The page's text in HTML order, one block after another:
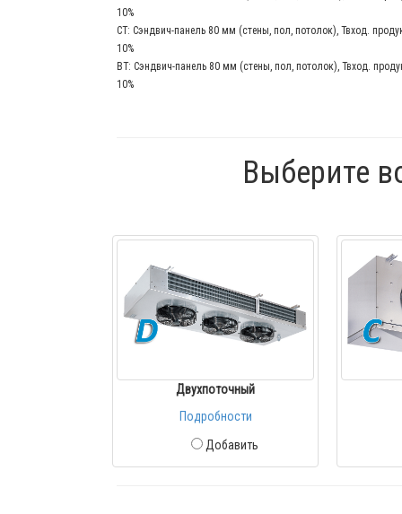
10%
СТ: Сэндвич-панель 80 мм (стены, пол, потолок), Твход.
10%
ВТ: Сэндвич-панель 80 мм (стены, пол, потолок), Твход.
10%
Выберите
Двухпоточный
Подробности
Добавить